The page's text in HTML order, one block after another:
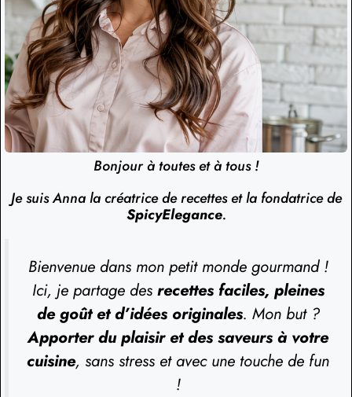
Bonjour à toutes et à tous !
Je suis Anna la créatrice de recettes et la fondatrice de
SpicyElegance.
Bienvenue dans mon petit monde gourmand !
Ici, je partage des recettes faciles, pleines
de goût et d’idées originales. Mon but ?
Apporter du plaisir et des saveurs à votre
cuisine, sans stress et avec une touche de fun
!